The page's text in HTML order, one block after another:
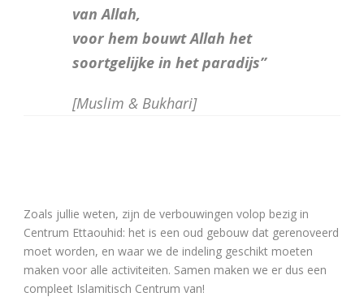
van Allah,
voor hem bouwt Allah het
soortgelijke in het paradijs”
[Muslim & Bukhari]
Zoals jullie weten, zijn de verbouwingen volop bezig in
Centrum Ettaouhid: het is een oud gebouw dat gerenoveerd
moet worden, en waar we de indeling geschikt moeten
maken voor alle activiteiten. Samen maken we er dus een
compleet Islamitisch Centrum van!